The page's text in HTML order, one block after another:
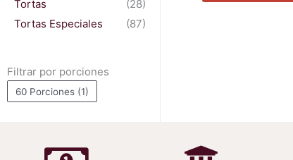
Tortas
(28)
Tortas Especiales
(87)
Filtrar por porciones
60 Porciones (1)